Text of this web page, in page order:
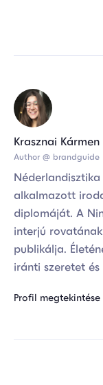
Krasznai Kármen
Author @ brandguide
alkalmazott
diplomáját. A
interjú
publikálja.
iránti szeretet és
Profil megtekintése